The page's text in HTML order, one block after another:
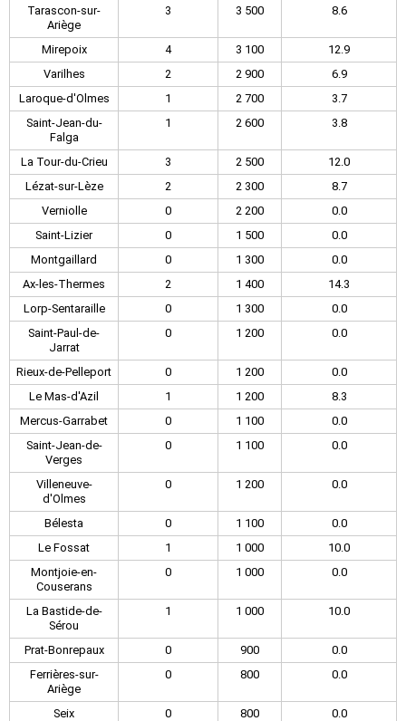
Tarascon-sur-
Ariège
3 3 500 8.6
Mirepoix 4 3 100
12.9
Varilhes
2 2 900
6.9
Laroque-d'Olmes
1 2 700
3.7
Saint-Jean-du-
Falga
1 2 600 3.8
La Tour-du-Crieu 3 2 500
12.0
Lézat-sur-Lèze
2 2 300
8.7
Verniolle
0 2 200
0.0
Saint-Lizier
0 1 500
0.0
Montgaillard
0 1 300
0.0
Ax-les-Thermes
2 1 400
14.3
Lorp-Sentaraille
0 1 300
0.0
Saint-Paul-de-
Jarrat
0 1 200 0.0
Rieux-de-Pelleport 0 1 200
0.0
Le Mas-d'Azil
1 1 200
8.3
Mercus-Garrabet
0 1 100
0.0
Saint-Jean-de-
Verges
0 1 100 0.0
Villeneuve-
d'Olmes
0 1 200 0.0
Bélesta 0 1 100
0.0
Le Fossat
1 1 000
10.0
Montjoie-en-
Couserans
0 1 000 0.0
La Bastide-de-
Sérou
1 1 000 10.0
Prat-Bonrepaux 0 900
0.0
Ferrières-sur-
Ariège
0 800 0.0
Seix 0 800
0.0